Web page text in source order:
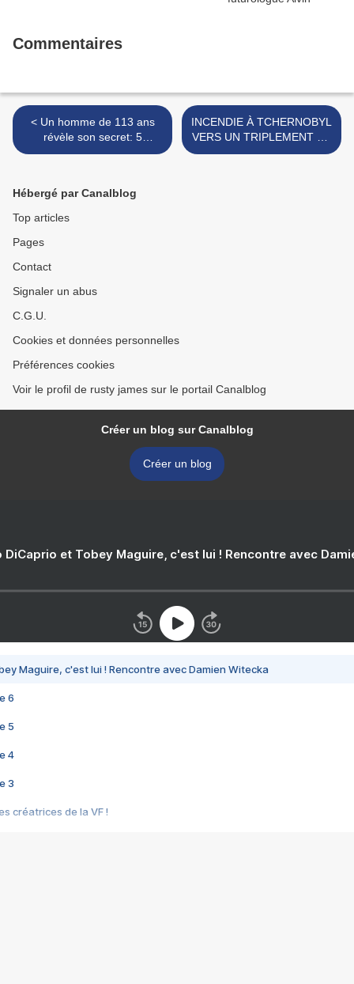
Commentaires
< Un homme de 113 ans
révèle son secret: 5
aliments pour une longue
INCENDIE À TCHERNOBYL
VERS UN TRIPLEMENT DE
LA RADIOACTIVITÉ EN
Hébergé par Canalblog
Top articles
Pages
Contact
Signaler un abus
C.G.U.
Cookies et données personnelles
Préférences cookies
Voir le profil de rusty james sur le portail Canalblog
Créer un blog sur Canalblog
Créer un blog
DiCaprio et Tobey Maguire, c'est lui ! Rencontre avec
Maguire, c'est lui ! Rencontre avec Damien Witecka
6
5
4
3
créatrices de la VF !